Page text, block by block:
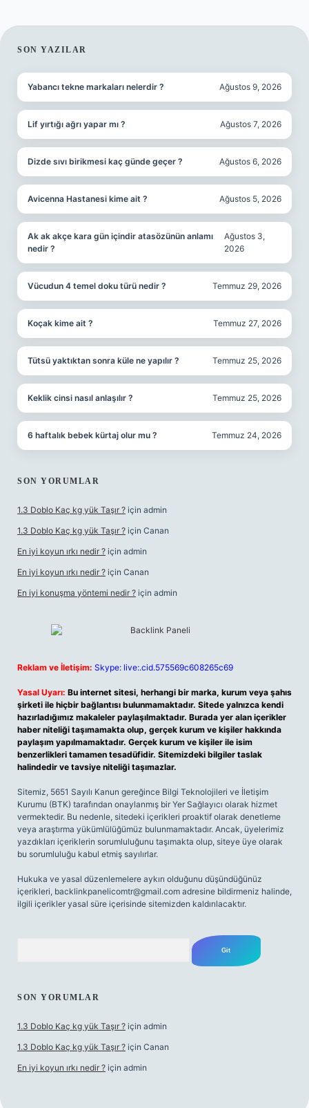
SIDEBAR
SON YAZILAR
Yabancı tekne markaları nelerdir ? Ağustos 9, 2026
Lif yırtığı ağrı yapar mı ? Ağustos 7, 2026
Dizde sıvı birikmesi kaç günde geçer ? Ağustos 6, 2026
Avicenna Hastanesi kime ait ? Ağustos 5, 2026
Ak ak akçe kara gün içindir atasözünün anlamı
nedir ?
Ağustos 3,
2026
Vücudun 4 temel doku türü nedir ? Temmuz 29, 2026
Koçak kime ait ? Temmuz 27, 2026
Tütsü yaktıktan sonra küle ne yapılır ? Temmuz 25, 2026
Keklik cinsi nasıl anlaşılır ? Temmuz 25, 2026
6 haftalık bebek kürtaj olur mu ? Temmuz 24, 2026
SON YORUMLAR
1.3 Doblo Kaç kg yük Taşır ? için admin
1.3 Doblo Kaç kg yük Taşır ? için Canan
En iyi koyun ırkı nedir ? için admin
En iyi koyun ırkı nedir ? için Canan
En iyi konuşma yöntemi nedir ? için admin
Reklam ve İletişim: Skype: live:.cid.575569c608265c69
Yasal Uyarı: Bu internet sitesi, herhangi bir marka, kurum veya şahıs
şirketi ile hiçbir bağlantısı bulunmamaktadır. Sitede yalnızca kendi
hazırladığımız makaleler paylaşılmaktadır. Burada yer alan içerikler
haber niteliği taşımamakta olup, gerçek kurum ve kişiler hakkında
paylaşım yapılmamaktadır. Gerçek kurum ve kişiler ile isim
benzerlikleri tamamen tesadüfidir. Sitemizdeki bilgiler taslak
halindedir ve tavsiye niteliği taşımazlar.
Sitemiz, 5651 Sayılı Kanun gereğince Bilgi Teknolojileri ve İletişim
Kurumu (BTK) tarafından onaylanmış bir Yer Sağlayıcı olarak hizmet
vermektedir. Bu nedenle, sitedeki içerikleri proaktif olarak denetleme
veya araştırma yükümlülüğümüz bulunmamaktadır. Ancak, üyelerimiz
yazdıkları içeriklerin sorumluluğunu taşımakta olup, siteye üye olarak
bu sorumluluğu kabul etmiş sayılırlar.
Hukuka ve yasal düzenlemelere aykırı olduğunu düşündüğünüz
içerikleri, backlinkpanelicomtr@gmail.com adresine bildirmeniz halinde,
ilgili içerikler yasal süre içerisinde sitemizden kaldırılacaktır.
SON YORUMLAR
1.3 Doblo Kaç kg yük Taşır ? için admin
1.3 Doblo Kaç kg yük Taşır ? için Canan
En iyi koyun ırkı nedir ? için admin